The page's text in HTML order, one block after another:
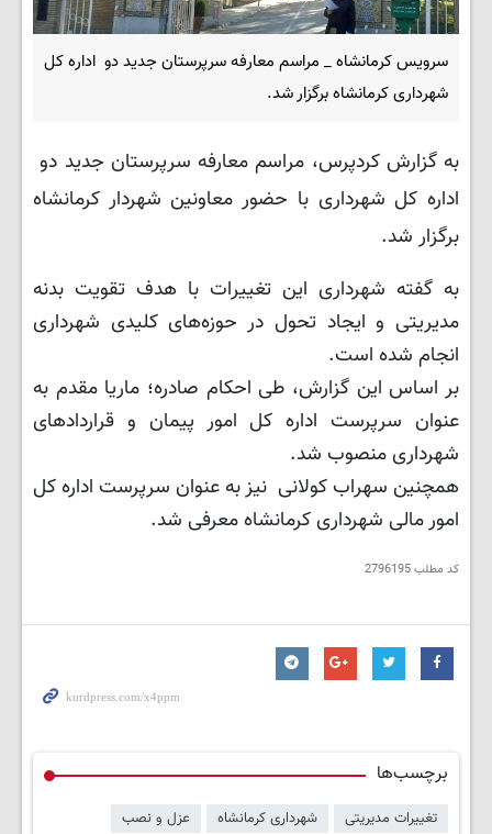
سرویس کرمانشاه _ مراسم معارفه سرپرستان جدید دو اداره کل
شهرداری کرمانشاه برگزار شد.
به گزارش کردپرس، مراسم معارفه سرپرستان جدید دو
اداره کل شهرداری با حضور معاونین شهردار کرمانشاه
برگزار شد.
به گفته شهرداری این تغییرات با هدف تقویت بدنه
مدیریتی و ایجاد تحول در حوزه‌های کلیدی شهرداری
انجام شده است.
بر اساس این گزارش، طی احکام صادره؛ ماریا مقدم به
عنوان سرپرست اداره کل امور پیمان و قراردادهای
شهرداری منصوب شد.
همچنین سهراب کولانی نیز به عنوان سرپرست اداره کل
امور مالی شهرداری کرمانشاه معرفی شد.
کد مطلب2796195
برچسب‌ها
تغییرات مدیریتی شهرداری کرمانشاه عزل و نصب